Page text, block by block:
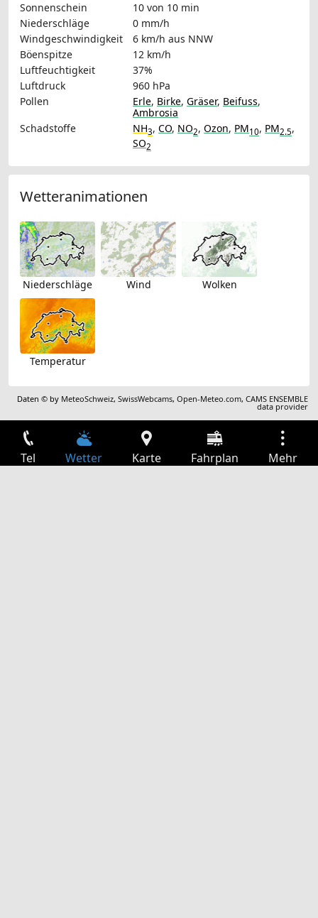
Sonnenschein
10 von 10 min
Niederschläge
0 mm/h
Windgeschwindigkeit
6 km/h aus NNW
Böenspitze
12 km/h
Luftfeuchtigkeit
37%
Luftdruck
960 hPa
Pollen
Erle, Birke, Gräser, Beifuss,
Ambrosia
Schadstoffe
NH3, CO, NO2, Ozon, PM10, PM2.5,
SO2
Wetteranimationen
Niederschläge Wind Wolken
Temperatur
Daten © by MeteoSchweiz,SwissWebcams,Open-Meteo.com,CAMS ENSEMBLE
data provider
Tel Wetter Karte Fahrplan Mehr